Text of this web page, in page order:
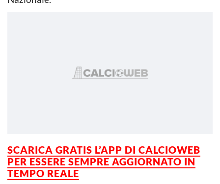
SCARICA GRATIS L’APP DI CALCIOWEB
PER ESSERE SEMPRE AGGIORNATO IN
TEMPO REALE